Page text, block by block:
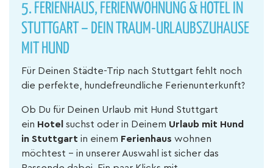
5. FERIENHAUS, FERIENWOHNUNG & HOTEL IN
STUTTGART – DEIN TRAUM-URLAUBSZUHAUSE
MIT HUND
Für Deinen Städte-Trip nach Stuttgart fehlt noch
die perfekte, hundefreundliche Ferienunterkunft?
Ob Du für Deinen Urlaub mit Hund Stuttgart
ein Hotel suchst oder in Deinem Urlaub mit Hund
in Stuttgart in einem Ferienhaus wohnen
möchtest – in unserer Auswahl ist sicher das